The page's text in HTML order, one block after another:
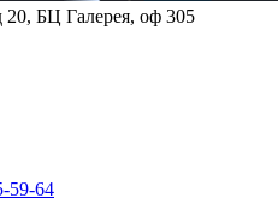
20, БЦ Галерея, оф 305
59-64